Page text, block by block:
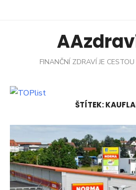
FINANČNÍ ZDRAVÍ JE
ŠTÍTEK: